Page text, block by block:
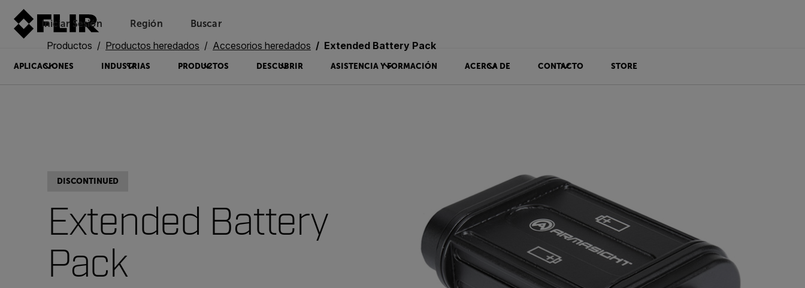
Iniciar Sesión Región Buscar
APLICACIONES INDUSTRIAS PRODUCTOS DESCUBRIR ASISTENCIA Y FORMACIÓN ACERCA DE CONTACTO STORE
Productos Productos heredados Accesorios heredados Extended Battery Pack
DISCONTINUED
Extended Battery
Pack